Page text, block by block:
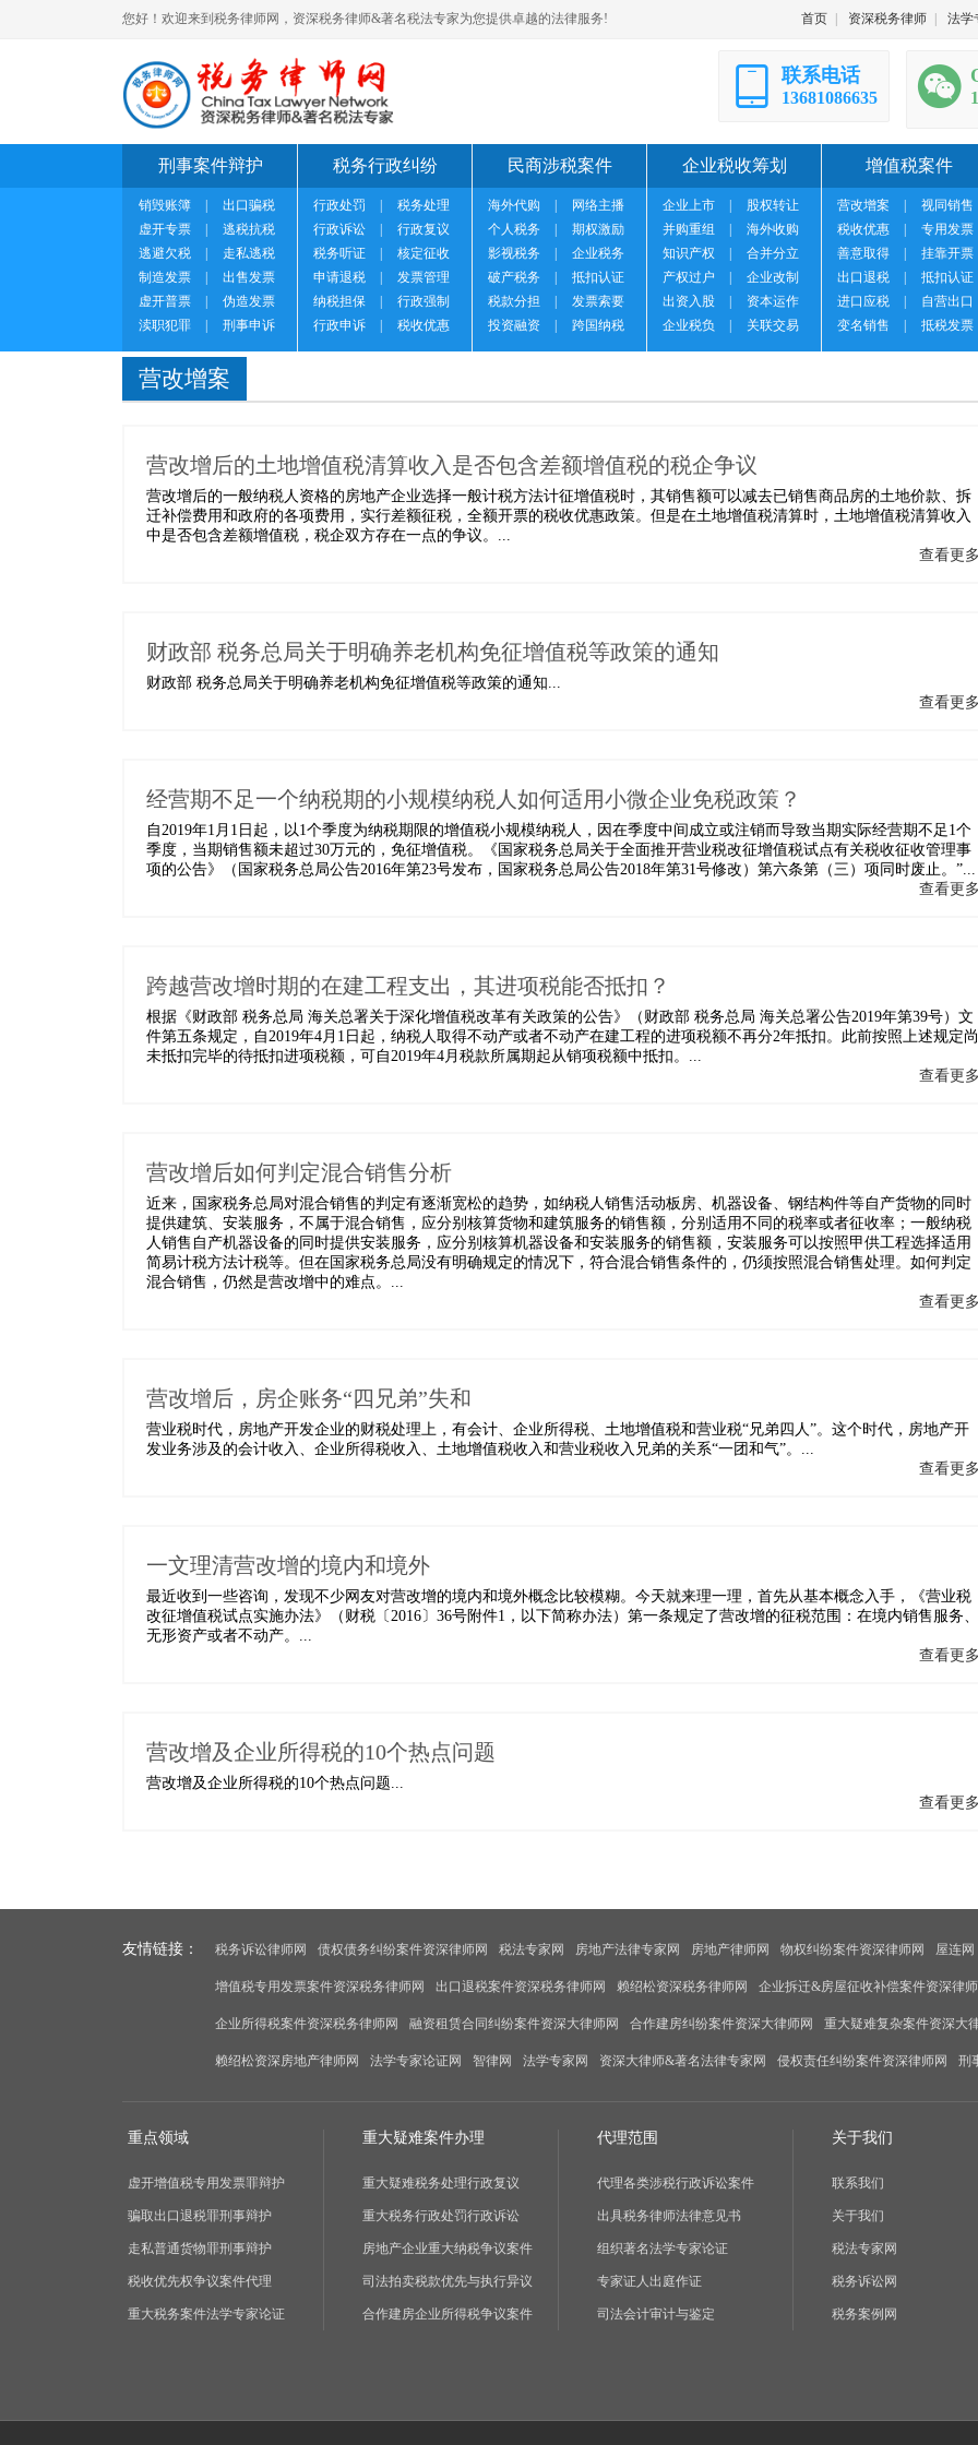
您好！欢迎来到税务律师网，资深税务律师&著名税法专家为您提供卓越的法律服务! 首页 资深税务律师 法学
联系电话
13681086635
刑事案件辩护
销毁账簿
出口骗税
虚开专票
逃税抗税
逃避欠税
走私逃税
制造发票
出售发票
虚开普票
伪造发票
渎职犯罪
刑事申诉
税务行政纠纷
行政处罚
税务处理
行政诉讼
行政复议
税务听证
核定征收
申请退税
发票管理
纳税担保
行政强制
行政申诉
税收优惠
民商涉税案件
海外代购
网络主播
个人税务
期权激励
影视税务
企业税务
破产税务
抵扣认证
税款分担
发票索要
投资融资
跨国纳税
企业税收筹划
企业上市
股权转让
并购重组
海外收购
知识产权
合并分立
产权过户
企业改制
出资入股
资本运作
企业税负
关联交易
增值税案件
营改增案
视同销售
税收优惠
专用发票
善意取得
挂靠开票
出口退税
抵扣认证
进口应税
自营出口
变名销售
抵税发票
营改增案
营改增后的土地增值税清算收入是否包含差额增值税的税企争议
营改增后的一般纳税人资格的房地产企业选择一般计税方法计征增值税时，其销售额可以减去已销售商品房的土地价款、拆
迁补偿费用和政府的各项费用，实行差额征税，全额开票的税收优惠政策。但是在土地增值税清算时，土地增值税清算收入
中是否包含差额增值税，税企双方存在一点的争议。...
查看更多
财政部 税务总局关于明确养老机构免征增值税等政策的通知
财政部 税务总局关于明确养老机构免征增值税等政策的通知...
查看更多
经营期不足一个纳税期的小规模纳税人如何适用小微企业免税政策？
自2019年1月1日起，以1个季度为纳税期限的增值税小规模纳税人，因在季度中间成立或注销而导致当期实际经营期不足1个
季度，当期销售额未超过30万元的，免征增值税。《国家税务总局关于全面推开营业税改征增值税试点有关税收征收管理事
项的公告》（国家税务总局公告2016年第23号发布，国家税务总局公告2018年第31号修改）第六条第（三）项同时废止。”...
查看更多
跨越营改增时期的在建工程支出，其进项税能否抵扣？
根据《财政部 税务总局 海关总署关于深化增值税改革有关政策的公告》（财政部 税务总局 海关总署公告2019年第39号）文
件第五条规定，自2019年4月1日起，纳税人取得不动产或者不动产在建工程的进项税额不再分2年抵扣。此前按照上述规定尚
未抵扣完毕的待抵扣进项税额，可自2019年4月税款所属期起从销项税额中抵扣。...
查看更多
营改增后如何判定混合销售分析
近来，国家税务总局对混合销售的判定有逐渐宽松的趋势，如纳税人销售活动板房、机器设备、钢结构件等自产货物的同时
提供建筑、安装服务，不属于混合销售，应分别核算货物和建筑服务的销售额，分别适用不同的税率或者征收率；一般纳税
人销售自产机器设备的同时提供安装服务，应分别核算机器设备和安装服务的销售额，安装服务可以按照甲供工程选择适用
简易计税方法计税等。但在国家税务总局没有明确规定的情况下，符合混合销售条件的，仍须按照混合销售处理。如何判定
混合销售，仍然是营改增中的难点。...
查看更多
营改增后，房企账务“四兄弟”失和
营业税时代，房地产开发企业的财税处理上，有会计、企业所得税、土地增值税和营业税“兄弟四人”。这个时代，房地产开
发业务涉及的会计收入、企业所得税收入、土地增值税收入和营业税收入兄弟的关系“一团和气”。...
查看更多
一文理清营改增的境内和境外
最近收到一些咨询，发现不少网友对营改增的境内和境外概念比较模糊。今天就来理一理，首先从基本概念入手，《营业税
改征增值税试点实施办法》（财税〔2016〕36号附件1，以下简称办法）第一条规定了营改增的征税范围：在境内销售服务、
无形资产或者不动产。...
查看更多
营改增及企业所得税的10个热点问题
营改增及企业所得税的10个热点问题...
查看更多
友情链接： 税务诉讼律师网 债权债务纠纷案件资深律师网 税法专家网 房地产法律专家网 房地产律师网 物权纠纷案件资深律师网 屋连网
增值税专用发票案件资深税务律师网 出口退税案件资深税务律师网 赖绍松资深税务律师网 企业拆迁&房屋征收补偿案件资深律
企业所得税案件资深税务律师网 融资租赁合同纠纷案件资深大律师网 合作建房纠纷案件资深大律师网 重大疑难复杂案件资深大
赖绍松资深房地产律师网 法学专家论证网 智律网 法学专家网 资深大律师&著名法律专家网 侵权责任纠纷案件资深律师网 刑
重点领域
虚开增值税专用发票罪辩护
骗取出口退税罪刑事辩护
走私普通货物罪刑事辩护
税收优先权争议案件代理
重大税务案件法学专家论证
重大疑难案件办理
重大疑难税务处理行政复议
重大税务行政处罚行政诉讼
房地产企业重大纳税争议案件
司法拍卖税款优先与执行异议
合作建房企业所得税争议案件
代理范围
代理各类涉税行政诉讼案件
出具税务律师法律意见书
组织著名法学专家论证
专家证人出庭作证
司法会计审计与鉴定
关于我们
联系我们
关于我们
税法专家网
税务诉讼网
税务案例网